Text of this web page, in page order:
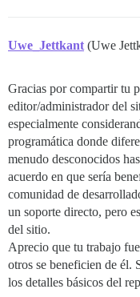
Uwe_Jettkant (Uwe
Gracias por compartir tu
editor/administrador del
especialmente
programática donde
menudo desconocidos
acuerdo en que sería
comunidad de
un soporte directo, pero
del sitio.
Aprecio que tu trabajo
otros se beneficien de él.
los detalles básicos del